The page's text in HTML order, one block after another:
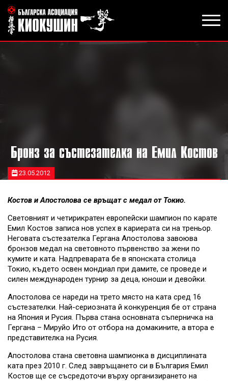
Бронз за състезателка на Емил Костов
23.05.2012
Костов и Апостолова се връщат с медал от Токио.
Световният и четирикратен европейски шампион по карате
Емил Костов записа нов успех в кариерата си на треньор.
Неговата състезателка Гергана Апостолова завоюва
бронзов медал на световното първенство за жени по
кумите и ката. Надпреварата бе в японската столица
Токио, където освен мондиал при дамите, се проведе и
силен международен турнир за деца, юноши и девойки.
Апостолова се нареди на трето място на ката сред 16
състезателки. Най-сериозната й конкуренция бе от страна
на Япония и Русия. Първа стана основната съперничка на
Гергана – Мируйо Ито от отбора на домакините, а втора е
представителка на Русия.
Апостолова стана световна шампионка в дисциплината
ката през 2010 г. След завръщането си в България Емил
Костов ще се съсредоточи върху организирането на